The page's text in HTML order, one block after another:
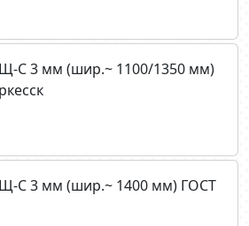
C 3 мм (шир.~ 1100/1350 мм)
C 3 мм (шир.~ 1400 мм) ГОСТ